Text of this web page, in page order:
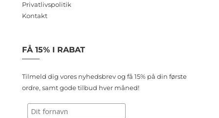
Privatlivspolitik
Kontakt
FÅ 15% I RABAT
Tilmeld dig vores nyhedsbrev og få 15% på din første
ordre, samt gode tilbud hver måned!